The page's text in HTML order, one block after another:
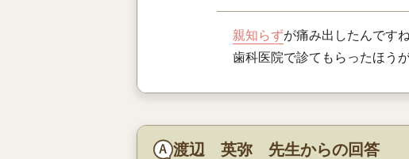
親知らずが痛み出したんですね
歯科医院で診てもらったほう
渡辺 英弥 先生からの回答